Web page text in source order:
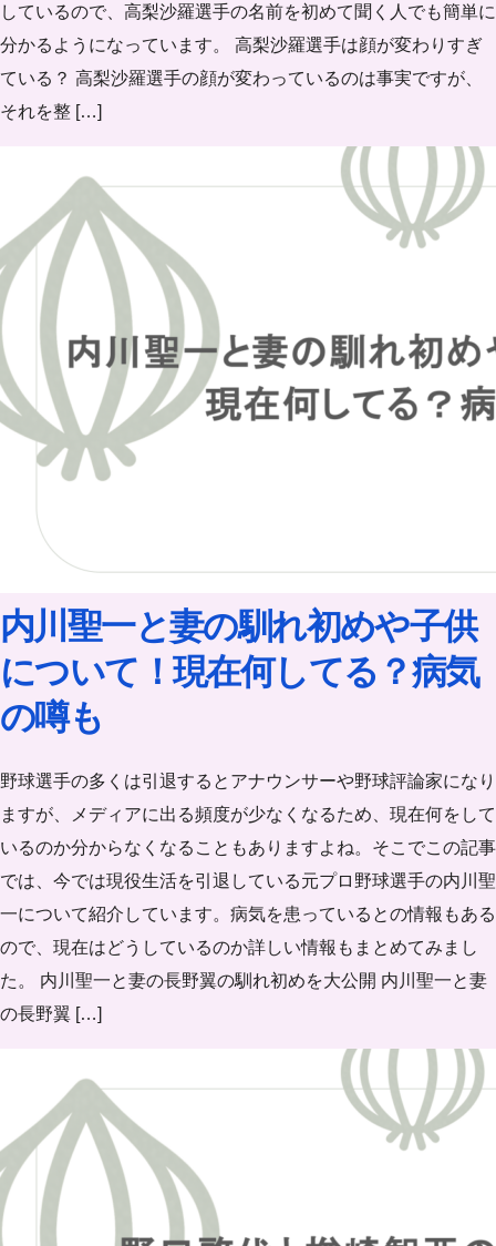
しているので、高梨沙羅選手の名前を初めて聞く人でも簡単に
分かるようになっています。 高梨沙羅選手は顔が変わりすぎ
ている？ 高梨沙羅選手の顔が変わっているのは事実ですが、
それを整 […]
内川聖一と妻の馴れ初めや子供
について！現在何してる？病気
の噂も
野球選手の多くは引退するとアナウンサーや野球評論家になり
ますが、メディアに出る頻度が少なくなるため、現在何をして
いるのか分からなくなることもありますよね。そこでこの記事
では、今では現役生活を引退している元プロ野球選手の内川聖
一について紹介しています。病気を患っているとの情報もある
ので、現在はどうしているのか詳しい情報もまとめてみまし
た。 内川聖一と妻の長野翼の馴れ初めを大公開 内川聖一と妻
の長野翼 […]